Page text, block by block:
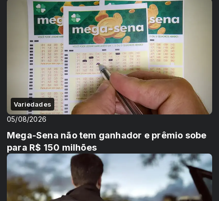
Variedades
05/08/2026
Mega-Sena não tem ganhador e prêmio sobe
para R$ 150 milhões